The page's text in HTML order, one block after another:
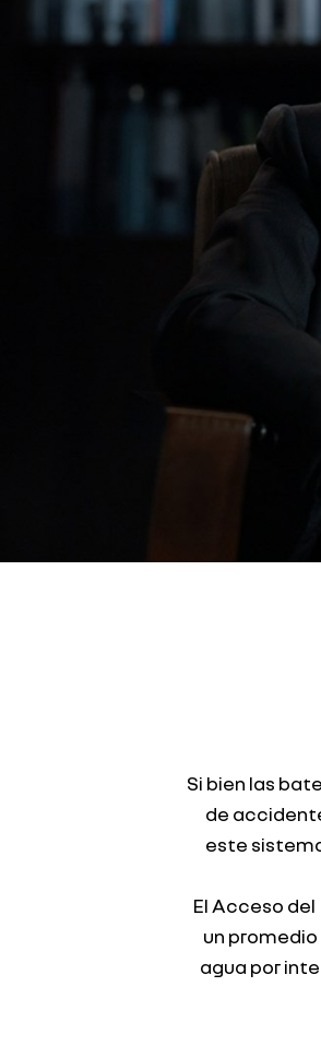
Si bien las
de
este
El Acceso
un
agua por